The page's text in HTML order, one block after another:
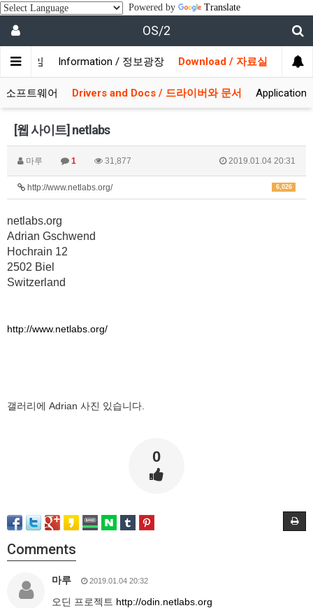
Powered by Translate
OS/2
자모임 Information / 정보광장 Download / 자료실
소프트웨어 Drivers and Docs / 드라이버와 문서
[웹 사이트] netlabs
마루 1 31,877 2019.01.04 20:31
6,026
http://www.netlabs.org/
netlabs.org
Adrian Gschwend
Hochrain 12
2502 Biel
Switzerland
http://www.netlabs.org/
갤러리에 Adrian 사진 있습니다.
0
Comments
마루 2019.01.04 20:32
오딘 프로젝트 http://odin.netlabs.org